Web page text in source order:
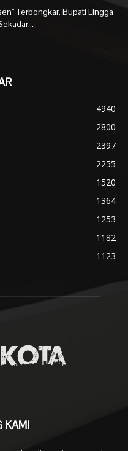
Terbongkar, Bupati Lingga
4940
2800
2397
2255
1520
1364
1253
1182
1123
KAMI